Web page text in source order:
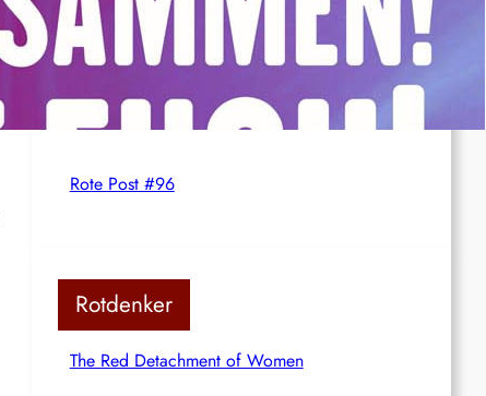
Deutschland: Der Inlandsgeheimdienst ermittelt
gegen „Prosfygika“
Rote Post #96
Rotdenker
The Red Detachment of Women